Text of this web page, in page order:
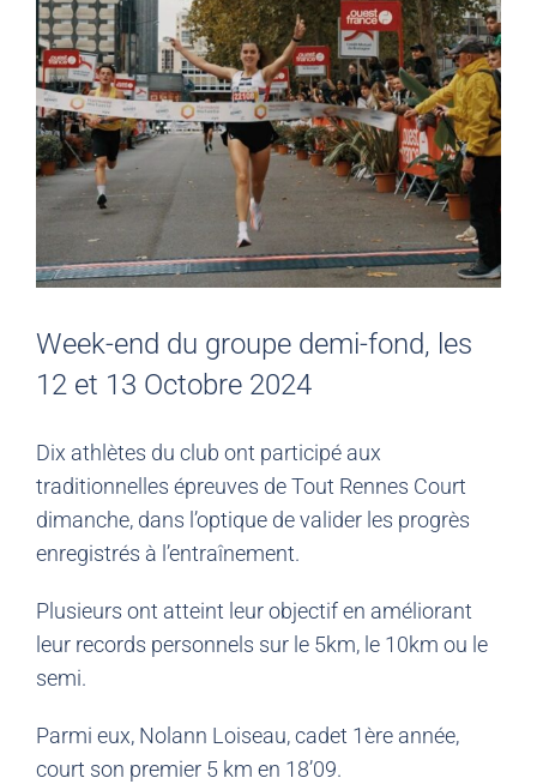
Week-end du groupe demi-fond, les
12 et 13 Octobre 2024
Dix athlètes du club ont participé aux
traditionnelles épreuves de Tout Rennes Court
dimanche, dans l’optique de valider les progrès
enregistrés à l’entraînement.
Plusieurs ont atteint leur objectif en améliorant
leur records personnels sur le 5km, le 10km ou le
semi.
Parmi eux, Nolann Loiseau, cadet 1ère année,
court son premier 5 km en 18’09.